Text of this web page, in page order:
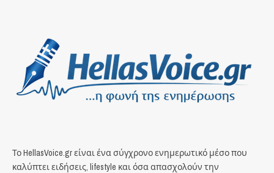
Το HellasVoice.gr είναι ένα σύγχρονο ενημερωτικό μέσο που
καλύπτει ειδήσεις, lifestyle και όσα απασχολούν την